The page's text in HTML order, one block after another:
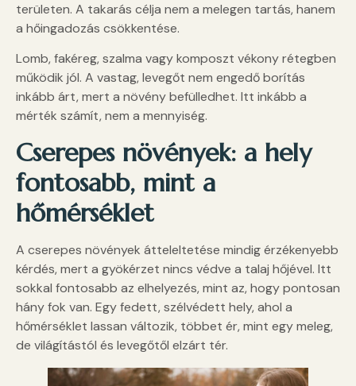
területen. A takarás célja nem a melegen tartás, hanem
a hőingadozás csökkentése.
Lomb, fakéreg, szalma vagy komposzt vékony rétegben
működik jól. A vastag, levegőt nem engedő borítás
inkább árt, mert a növény befülledhet. Itt inkább a
mérték számít, nem a mennyiség.
Cserepes növények: a hely
fontosabb, mint a
hőmérséklet
A cserepes növények átteleltetése mindig érzékenyebb
kérdés, mert a gyökérzet nincs védve a talaj hőjével. Itt
sokkal fontosabb az elhelyezés, mint az, hogy pontosan
hány fok van. Egy fedett, szélvédett hely, ahol a
hőmérséklet lassan változik, többet ér, mint egy meleg,
de világítástól és levegőtől elzárt tér.